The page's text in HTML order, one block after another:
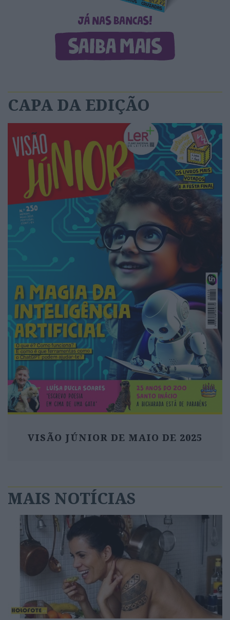
CAPA DA EDIÇÃO
VISÃO JÚNIOR DE MAIO DE 2025
MAIS NOTÍCIAS